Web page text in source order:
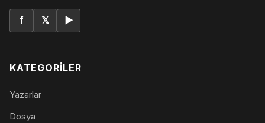
f 𝕏 ▶
KATEGORILER
Yazarlar
Dosya